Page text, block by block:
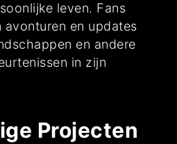
leven. Fans
en updates
en andere
in zijn
Projecten